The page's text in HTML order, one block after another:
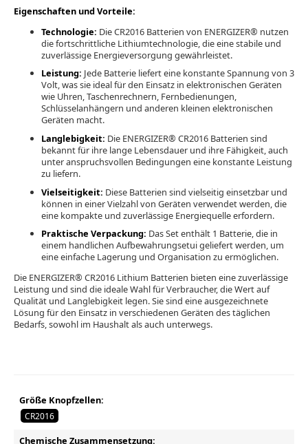
Eigenschaften und Vorteile:
Technologie: Die CR2016 Batterien von ENERGIZER® nutzen
die fortschrittliche Lithiumtechnologie, die eine stabile und
zuverlässige Energieversorgung gewährleistet.
Leistung: Jede Batterie liefert eine konstante Spannung von 3
Volt, was sie ideal für den Einsatz in elektronischen Geräten
wie Uhren, Taschenrechnern, Fernbedienungen,
Schlüsselanhängern und anderen kleinen elektronischen
Geräten macht.
Langlebigkeit: Die ENERGIZER® CR2016 Batterien sind
bekannt für ihre lange Lebensdauer und ihre Fähigkeit, auch
unter anspruchsvollen Bedingungen eine konstante Leistung
zu liefern.
Vielseitigkeit: Diese Batterien sind vielseitig einsetzbar und
können in einer Vielzahl von Geräten verwendet werden, die
eine kompakte und zuverlässige Energiequelle erfordern.
Praktische Verpackung: Das Set enthält 1 Batterie, die in
einem handlichen Aufbewahrungsetui geliefert werden, um
eine einfache Lagerung und Organisation zu ermöglichen.
Die ENERGIZER® CR2016 Lithium Batterien bieten eine zuverlässige
Leistung und sind die ideale Wahl für Verbraucher, die Wert auf
Qualität und Langlebigkeit legen. Sie sind eine ausgezeichnete
Lösung für den Einsatz in verschiedenen Geräten des täglichen
Bedarfs, sowohl im Haushalt als auch unterwegs.
Größe Knopfzellen:
CR2016
Chemische Zusammensetzung: